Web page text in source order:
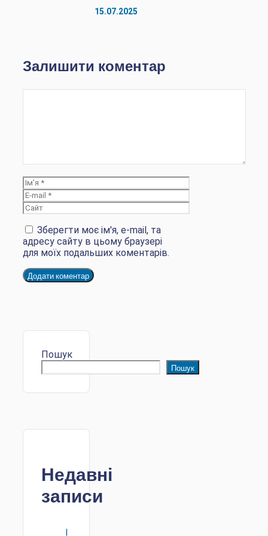
15.07.2025
Залишити коментар
Ім’я
E-
mail
Сайт
Зберегти моє ім'я, e-mail, та
адресу сайту в цьому браузері
для моїх подальших коментарів.
Пошук
Пошук
Недавні
записи
І